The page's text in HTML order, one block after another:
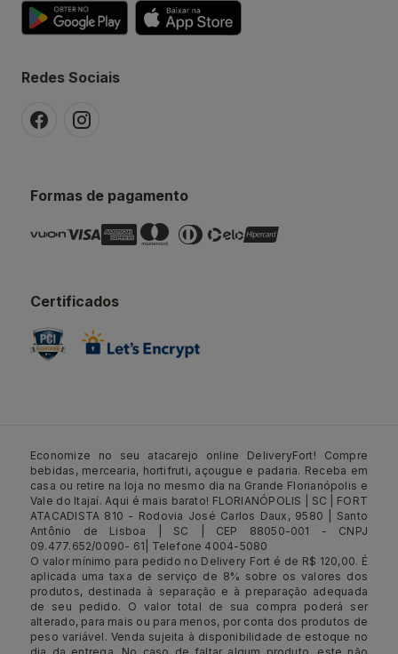
Redes Sociais
Formas de pagamento
Certificados
Economize no seu atacarejo online DeliveryFort! Compre
bebidas, mercearia, hortifruti, açougue e padaria. Receba em
casa ou retire na loja no mesmo dia na Grande Florianópolis e
Vale do Itajaí. Aqui é mais barato! FLORIANÓPOLIS | SC | FORT
ATACADISTA 810 - Rodovia José Carlos Daux, 9580 | Santo
Antônio de Lisboa | SC | CEP 88050-001 - CNPJ
09.477.652/0090- 61| Telefone 4004-5080
O valor mínimo para pedido no Delivery Fort é de R$ 120,00. É
aplicada uma taxa de serviço de 8% sobre os valores dos
produtos, destinada à separação e à preparação adequada
de seu pedido. O valor total de sua compra poderá ser
alterado, para mais ou para menos, por conta dos produtos de
peso variável. Venda sujeita à disponibilidade de estoque no